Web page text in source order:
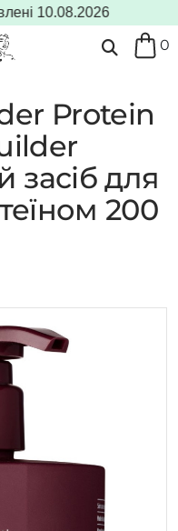
10.08.2026
0
Protein
для
200